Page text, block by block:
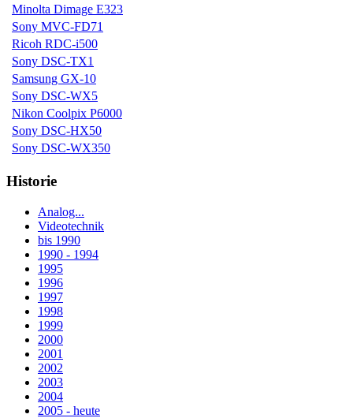
Minolta Dimage E323
Sony MVC-FD71
Ricoh RDC-i500
Sony DSC-TX1
Samsung GX-10
Sony DSC-WX5
Nikon Coolpix P6000
Sony DSC-HX50
Sony DSC-WX350
Historie
Analog...
Videotechnik
bis 1990
1990 - 1994
1995
1996
1997
1998
1999
2000
2001
2002
2003
2004
2005 - heute